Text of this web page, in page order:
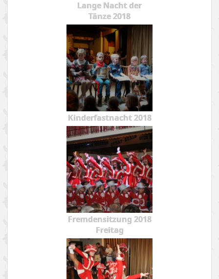
Lange Nacht der
Tänze 2018
Kinderfastnacht 2018
Fremdensitzung 2018
Freitag